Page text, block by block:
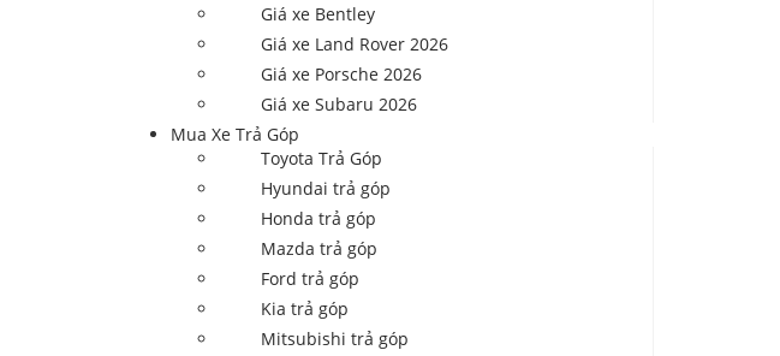
Giá xe Bentley
Giá xe Land Rover 2026
Giá xe Porsche 2026
Giá xe Subaru 2026
Mua Xe Trả Góp
Toyota Trả Góp
Hyundai trả góp
Honda trả góp
Mazda trả góp
Ford trả góp
Kia trả góp
Mitsubishi trả góp